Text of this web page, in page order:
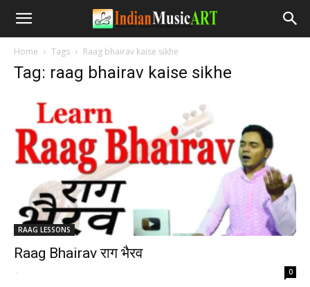
Home Tags Raag bhairav kaise sikhe
Tag: raag bhairav kaise sikhe
RAAG LESSONS
Raag Bhairav राग भैरव
- 0